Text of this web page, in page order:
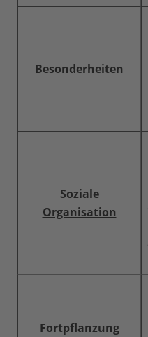
Besonderheiten
Soziale
Organisation
Fortpflanzung